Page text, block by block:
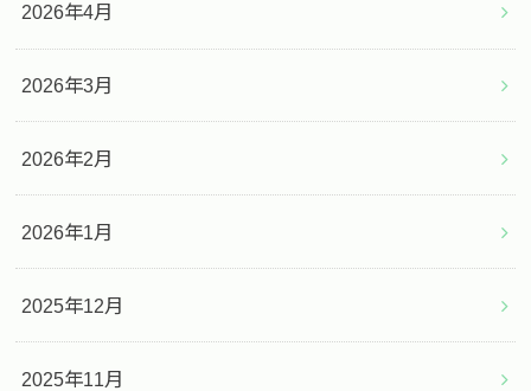
2026年4月
2026年3月
2026年2月
2026年1月
2025年12月
2025年11月